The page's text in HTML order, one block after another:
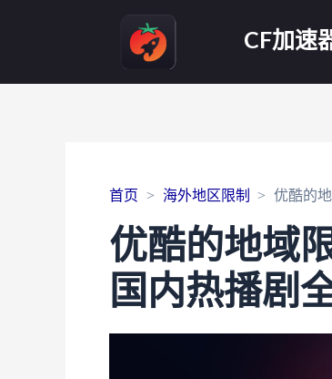
CF加速
首页 海外地区限制 优酷的
优酷的地域
国内热播剧